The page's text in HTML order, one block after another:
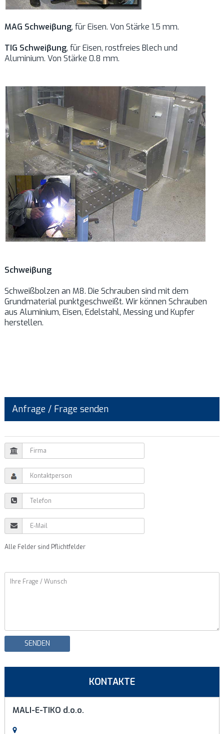
MAG Schweiβung, für Eisen. Von Stärke 1.5 mm.
TIG Schweiβung, für Eisen, rostfreies Blech und
Aluminium. Von Stärke 0.8 mm.
Schweiβung
Schweißbolzen an M8. Die Schrauben sind mit dem
Grundmaterial punktgeschweißt. Wir können Schrauben
aus Aluminium, Eisen, Edelstahl, Messing und Kupfer
herstellen.
Anfrage / Frage senden
Alle Felder sind Pflichtfelder
SENDEN
KONTAKTE
MALI-E-TIKO d.o.o.